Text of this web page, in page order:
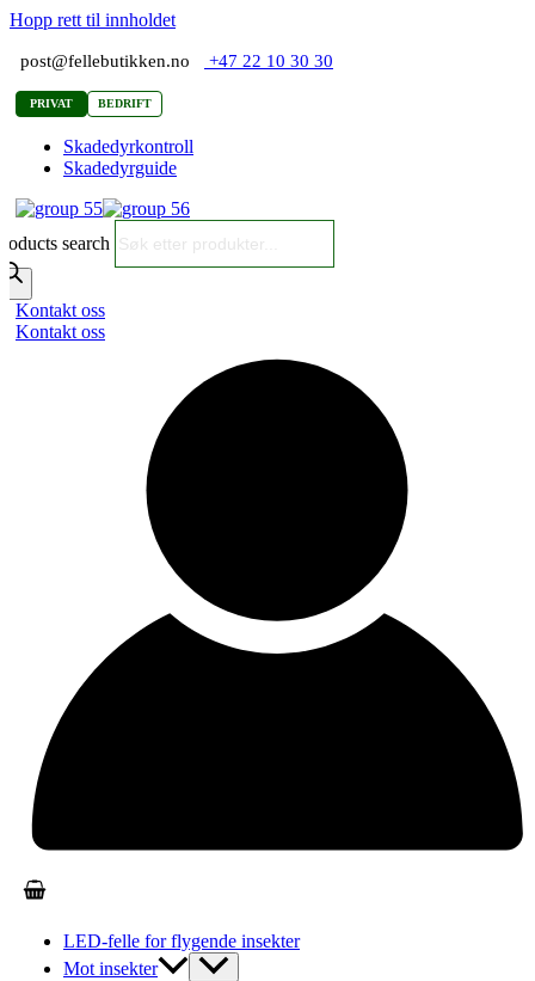
Hopp rett til innholdet
post@fellebutikken.no +47 22 10 30 30
PRIVAT BEDRIFT
Skadedyrkontroll
Skadedyrguide
search
Kontakt oss
Kontakt oss
LED-felle for flygende insekter
Mot insekter